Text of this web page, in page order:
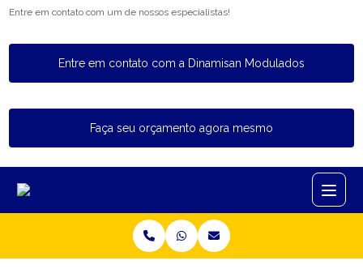
Entre em contato com um de nossos especialistas!
Entre em contato com a Dinamisan Modulados
Faça seu orçamento agora mesmo